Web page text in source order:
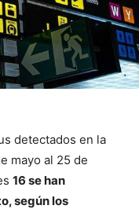
detectados en la
mayo al 25 de
16 se han
según los